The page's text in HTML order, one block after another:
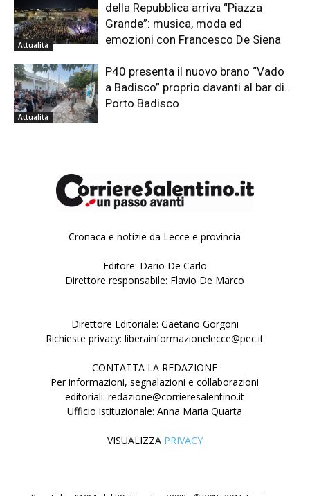
Attualità
della Repubblica arriva “Piazza
Grande”: musica, moda ed
emozioni con Francesco De Siena
Attualità
P40 presenta il nuovo brano “Vado
a Badisco” proprio davanti al bar di…
Porto Badisco
Cronaca e notizie da Lecce e provincia
Editore: Dario De Carlo
Direttore responsabile: Flavio De Marco
Direttore Editoriale: Gaetano Gorgoni
Richieste privacy: liberainformazionelecce@pec.it
CONTATTA LA REDAZIONE
Per informazioni, segnalazioni e collaborazioni
editoriali: redazione@corrieresalentino.it
Ufficio istituzionale: Anna Maria Quarta
VISUALIZZA PRIVACY